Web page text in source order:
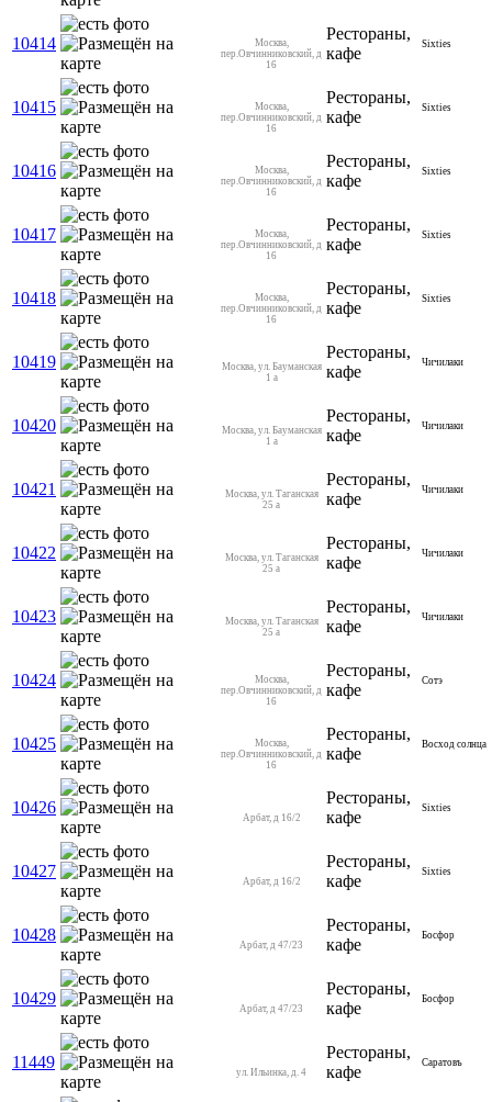
10414
Москва,
пер.Овчинниковский, д
16
Рестораны,
кафе
Sixties
10415
Москва,
пер.Овчинниковский, д
16
Рестораны,
кафе
Sixties
10416
Москва,
пер.Овчинниковский, д
16
Рестораны,
кафе
Sixties
10417
Москва,
пер.Овчинниковский, д
16
Рестораны,
кафе
Sixties
10418
Москва,
пер.Овчинниковский, д
16
Рестораны,
кафе
Sixties
10419
Москва, ул. Бауманская
1 а
Рестораны,
кафе
Чичилаки
10420
Москва, ул. Бауманская
1 а
Рестораны,
кафе
Чичилаки
10421
Москва, ул. Таганская
25 а
Рестораны,
кафе
Чичилаки
10422
Москва, ул. Таганская
25 а
Рестораны,
кафе
Чичилаки
10423
Москва, ул. Таганская
25 а
Рестораны,
кафе
Чичилаки
10424
Москва,
пер.Овчинниковский, д
16
Рестораны,
кафе
Сотэ
10425
Москва,
пер.Овчинниковский, д
16
Рестораны,
кафе
Восход солнца
10426
Арбат, д 16/2
Рестораны,
кафе
Sixties
10427
Арбат, д 16/2
Рестораны,
кафе
Sixties
10428
Арбат, д 47/23
Рестораны,
кафе
Босфор
10429
Арбат, д 47/23
Рестораны,
кафе
Босфор
11449
ул. Ильинка, д. 4
Рестораны,
кафе
Саратовъ